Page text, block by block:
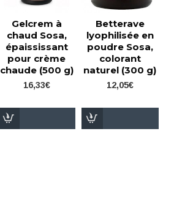
Gelcrem à
chaud Sosa,
épaississant
pour crème
chaude (500 g)
16,33€
Betterave
lyophilisée en
poudre Sosa,
colorant
naturel (300 g)
12,05€